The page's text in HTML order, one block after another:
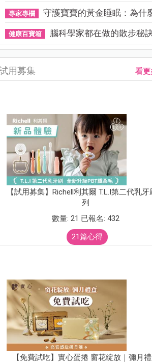
專家專欄 守護寶寶的黃金睡眠：為什
健康百寶箱 腦科學家都在做的散步秘訣！
用募集 看更
【試用募集】Richell利其爾 T.L.I第二代乳牙
列
數量: 21 已報名: 432
21篇心得
【免費試吃】實心蛋捲 窗花綻放｜彌月